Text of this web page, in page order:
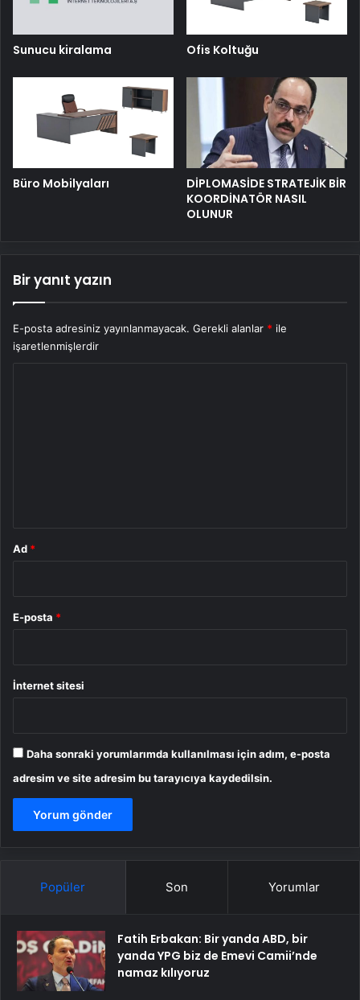
Sunucu kiralama Ofis Koltuğu
Büro Mobilyaları
DİPLOMASİDE STRATEJİK BİR
KOORDİNATÖR NASIL
OLUNUR
Bir yanıt yazın
E-posta adresiniz yayınlanmayacak. Gerekli alanlar * ile
işaretlenmişlerdir
Ad *
E-posta *
İnternet sitesi
Daha sonraki yorumlarımda kullanılması için adım, e-posta
adresim ve site adresim bu tarayıcıya kaydedilsin.
Popüler Son Yorumlar
Fatih Erbakan: Bir yanda ABD, bir
yanda YPG biz de Emevi Camii’nde
namaz kılıyoruz